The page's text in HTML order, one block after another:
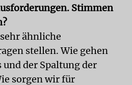
Stimmen
ähnliche
stellen. Wie gehen
der Spaltung der
sorgen wir für